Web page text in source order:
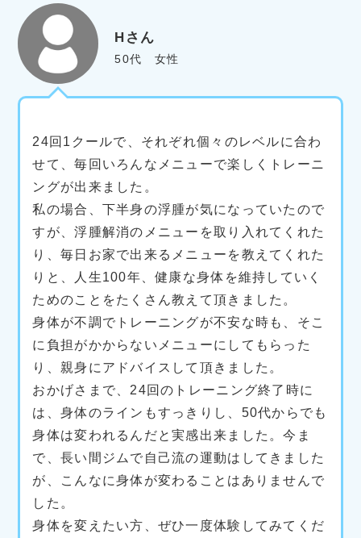
Hさん
50代 女性
24回1クールで、それぞれ個々のレベルに合わ
せて、毎回いろんなメニューで楽しくトレーニ
ングが出来ました。
私の場合、下半身の浮腫が気になっていたので
すが、浮腫解消のメニューを取り入れてくれた
り、毎日お家で出来るメニューを教えてくれた
りと、人生100年、健康な身体を維持していく
ためのことをたくさん教えて頂きました。
身体が不調でトレーニングが不安な時も、そこ
に負担がかからないメニューにしてもらった
り、親身にアドバイスして頂きました。
おかげさまで、24回のトレーニング終了時に
は、身体のラインもすっきりし、50代からでも
身体は変われるんだと実感出来ました。今ま
で、長い間ジムで自己流の運動はしてきました
が、こんなに身体が変わることはありませんで
した。
身体を変えたい方、ぜひ一度体験してみてくだ